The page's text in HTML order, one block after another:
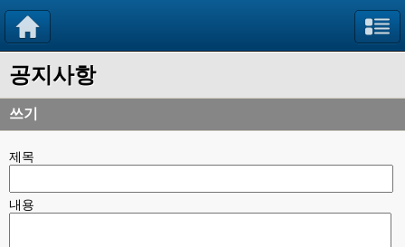
공지사항
쓰기
제목
내용